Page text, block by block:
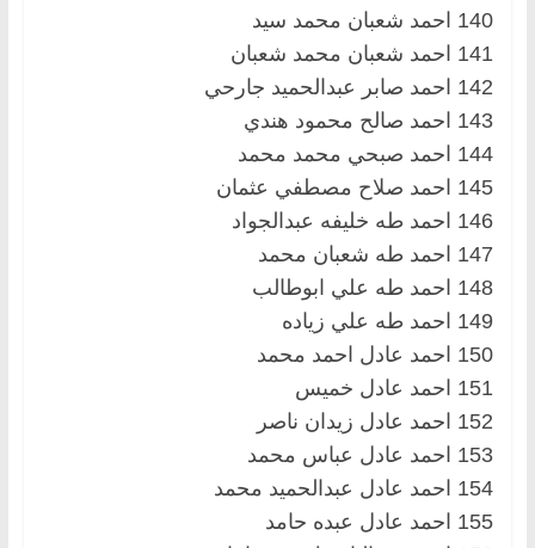
140 احمد شعبان محمد سيد
141 احمد شعبان محمد شعبان
142 احمد صابر عبدالحميد جارحي
143 احمد صالح محمود هندي
144 احمد صبحي محمد محمد
145 احمد صلاح مصطفي عثمان
146 احمد طه خليفه عبدالجواد
147 احمد طه شعبان محمد
148 احمد طه علي ابوطالب
149 احمد طه علي زياده
150 احمد عادل احمد محمد
151 احمد عادل خميس
152 احمد عادل زيدان ناصر
153 احمد عادل عباس محمد
154 احمد عادل عبدالحميد محمد
155 احمد عادل عبده حامد